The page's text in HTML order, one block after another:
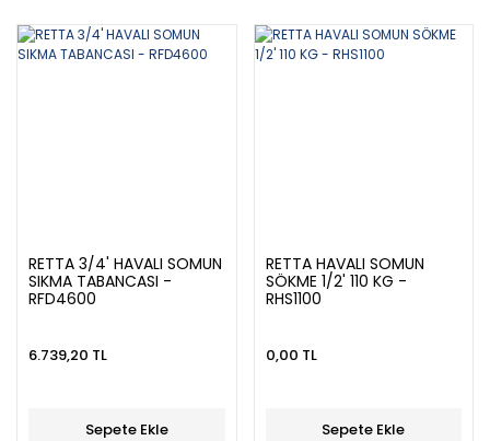
RETTA 3/4' HAVALI SOMUN
SIKMA TABANCASI -
RFD4600
6.739,20 TL
Sepete Ekle
RETTA HAVALI SOMUN
SÖKME 1/2' 110 KG -
RHS1100
0,00 TL
Sepete Ekle